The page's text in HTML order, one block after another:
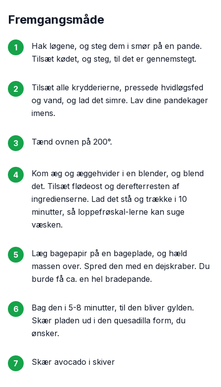
Fremgangsmåde
1
Hak løgene, og steg dem i smør på en pande.
Tilsæt kødet, og steg, til det er gennemstegt.
2
Tilsæt alle krydderierne, pressede hvidløgsfed
og vand, og lad det simre. Lav dine pandekager
imens.
3 Tænd ovnen på 200°.
4
Kom æg og æggehvider i en blender, og blend
det. Tilsæt flødeost og derefterresten af
ingredienserne. Lad det stå og trække i 10
minutter, så loppefrøskal-lerne kan suge
væsken.
5
Læg bagepapir på en bageplade, og hæld
massen over. Spred den med en dejskraber. Du
burde få ca. en hel bradepande.
6
Bag den i 5-8 minutter, til den bliver gylden.
Skær pladen ud i den quesadilla form, du
ønsker.
7 Skær avocado i skiver